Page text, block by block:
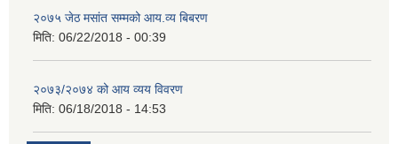
२०७५ जेठ मसांत सम्मको आय.व्य बिबरण
मिति: 06/22/2018 - 00:39
२०७३/२०७४ को आय व्यय विवरण
मिति: 06/18/2018 - 14:53